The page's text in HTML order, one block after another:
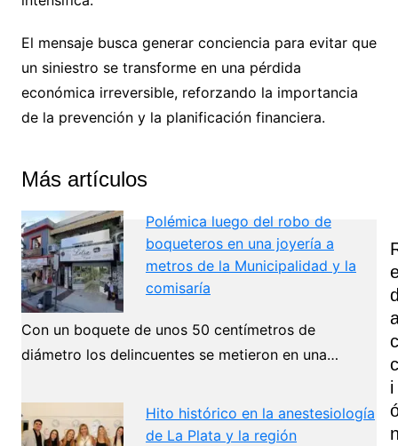
El mensaje busca generar conciencia para evitar que
un siniestro se transforme en una pérdida
económica irreversible, reforzando la importancia
de la prevención y la planificación financiera.
Más artículos
Polémica luego del robo de
boqueteros en una joyería a
metros de la Municipalidad y la
comisaría
Con un boquete de unos 50 centímetros de
diámetro los delincuentes se metieron en una…
Hito histórico en la anestesiología
de La Plata y la región
I